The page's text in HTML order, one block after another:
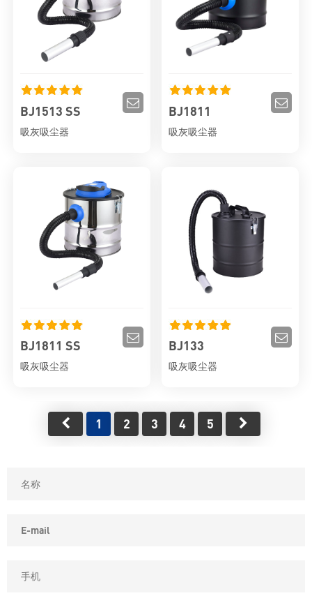
BJ1513 SS
吸灰吸尘器
BJ1811
吸灰吸尘器
BJ1811 SS
吸灰吸尘器
BJ133
吸灰吸尘器
1 2 3 4 5